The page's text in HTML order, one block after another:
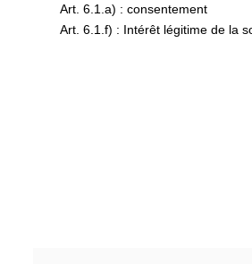
Art. 6.1.a) : consentement
Art. 6.1.f) : Intérêt légitime de la